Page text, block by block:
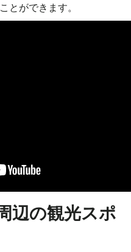
とができます。
辺の観光スポ